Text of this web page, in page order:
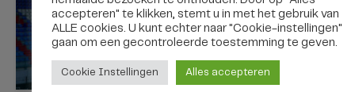
accepteren" te klikken, stemt u in met het gebruik van
ALLE cookies. U kunt echter naar "Cookie-instellingen"
gaan om een ​​gecontroleerde toestemming te geven.
Cookie Instellingen Alles accepteren